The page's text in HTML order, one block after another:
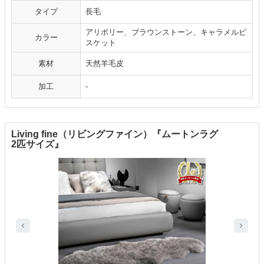
タイプ 長毛
カラー
アリボリー、ブラウンストーン、キャラメルビ
スケット
素材 天然羊毛皮
加工 ‐
Living fine（リビングファイン）『ムートンラグ
2匹サイズ』